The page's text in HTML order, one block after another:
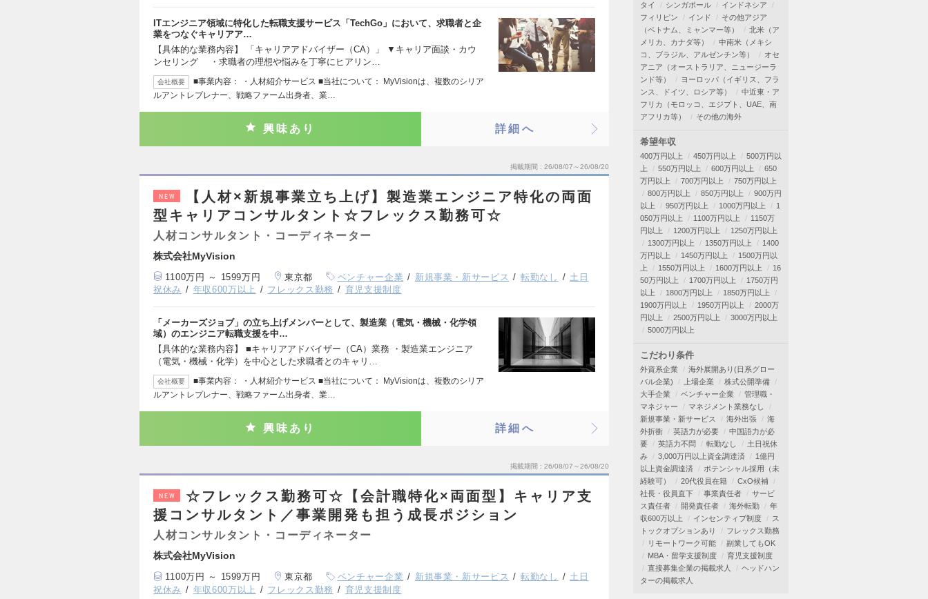
ITエンジニア領域に特化した転職支援サービス「TechGo」において、求職者と企
業をつなぐキャリアア…
【具体的な業務内容】 「キャリアアドバイザー（CA）」 ▼キャリア面談・カウ
ンセリング ・求職者の理想や悩みを丁寧にヒアリン…
会社概要
■事業内容： ・人材紹介サービス ■当社について： MyVisionは、複数のシリア
ルアントレプレナー、戦略ファーム出身者、業…
興味あり 詳細へ
掲載期間 26/08/07～26/08/20
NEW
【人材×新規事業立ち上げ】製造業エンジニア特化の両面
型キャリアコンサルタント☆フレックス勤務可☆
人材コンサルタント・コーディネーター
株式会社MyVision
1100万円 ～ 1599万円 東京都 ベンチャー企業 新規事業・新サービス 転勤なし
土日
祝休み
年収600万以上 フレックス勤務 育児支援制度
「メーカーズジョブ」の立ち上げメンバーとして、製造業（電気・機械・化学領
域）のエンジニア転職支援を中…
【具体的な業務内容】 ■キャリアアドバイザー（CA）業務 ・製造業エンジニア
（電気・機械・化学）を中心とした求職者とのキャリ…
会社概要
■事業内容： ・人材紹介サービス ■当社について： MyVisionは、複数のシリア
ルアントレプレナー、戦略ファーム出身者、業…
興味あり 詳細へ
掲載期間 26/08/07～26/08/20
NEW
☆フレックス勤務可☆【会計職特化×両面型】キャリア支
援コンサルタント／事業開発も担う成長ポジション
人材コンサルタント・コーディネーター
株式会社MyVision
1100万円 ～ 1599万円 東京都 ベンチャー企業 新規事業・新サービス 転勤なし
土日
祝休み
年収600万以上 フレックス勤務 育児支援制度
タイ
シンガポール
インドネシア
フィリピン
インド
その他アジア
（ベトナム、ミャンマー等）
北米（ア
メリカ、カナダ等）
中南米（メキシ
コ、ブラジル、アルゼンチン等）
オセ
アニア（オーストラリア、ニュージーラ
ンド等）
ヨーロッパ（イギリス、フラ
ンス、ドイツ、ロシア等）
中近東・ア
フリカ（モロッコ、エジプト、UAE、南
アフリカ等）
その他の海外
希望年収
400万円以上 450万円以上
500万円以
上
550万円以上 600万円以上
650
万円以上
700万円以上
750万円以上
800万円以上
850万円以上
900万円
以上
950万円以上 1000万円以上
1
050万円以上
1100万円以上
1150万
円以上
1200万円以上
1250万円以上
1300万円以上
1350万円以上
1400
万円以上
1450万円以上
1500万円以
上
1550万円以上 1600万円以上
16
50万円以上
1700万円以上
1750万円
以上
1800万円以上
1850万円以上
1900万円以上
1950万円以上
2000万
円以上
2500万円以上
3000万円以上
5000万円以上
こだわり条件
外資系企業
海外展開あり(日系グロー
バル企業)
上場企業
株式公開準備
大手企業
ベンチャー企業
管理職・
マネジャー
マネジメント業務なし
新規事業・新サービス
海外出張
海
外折衝
英語力が必要
中国語力が必
要
英語力不問 転勤なし
土日祝休
み
3,000万円以上資金調達済
1億円
以上資金調達済
ポテンシャル採用（未
経験可）
20代役員在籍
CxO候補
社長・役員直下
事業責任者
サービ
ス責任者
開発責任者 海外転勤
年
収600万以上
インセンティブ制度
ス
トックオプションあり
フレックス勤務
リモートワーク可能
副業してもOK
MBA・留学支援制度
育児支援制度
直接募集企業の掲載求人
ヘッドハン
ターの掲載求人